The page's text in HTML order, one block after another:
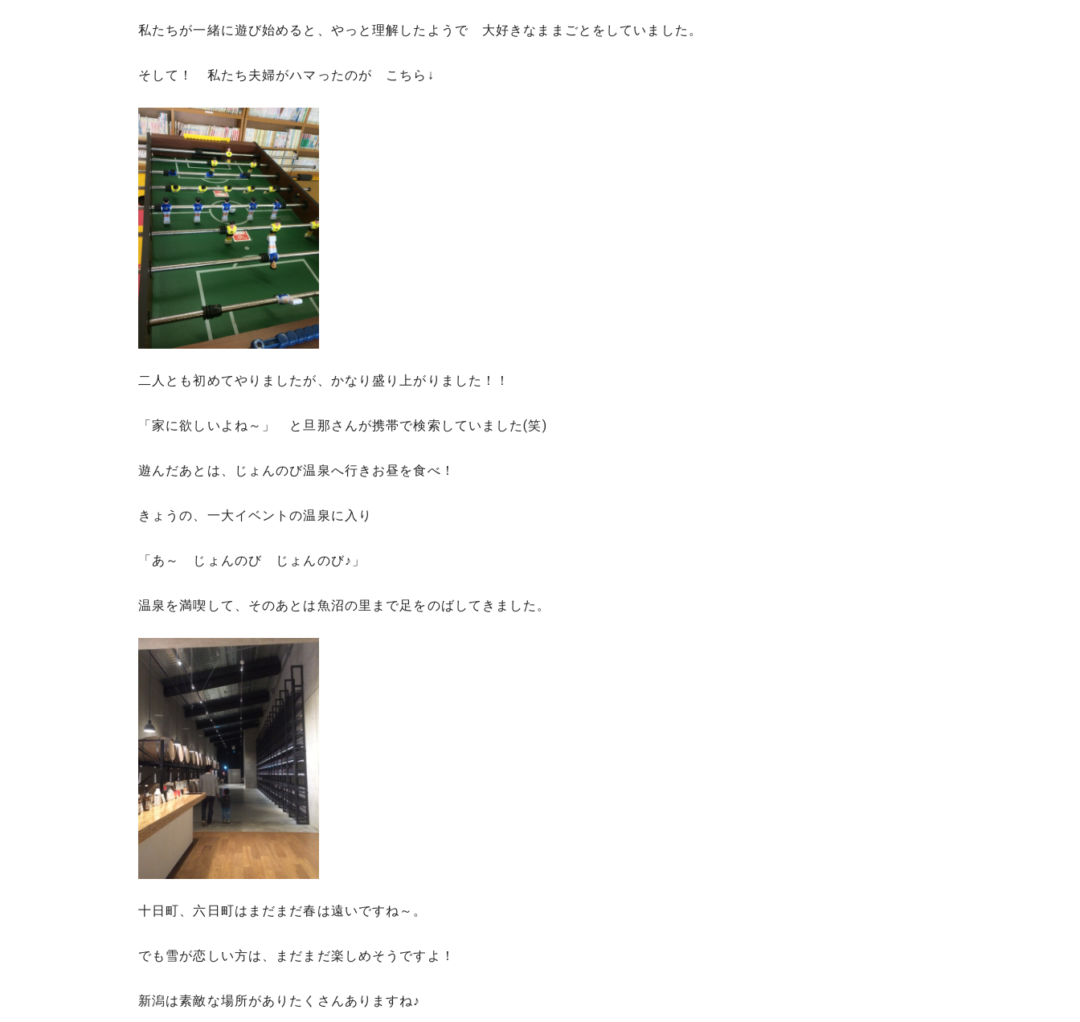
私たちが一緒に遊び始めると、やっと理解したようで 大好きなままごとをしていました。
そして！ 私たち夫婦がハマったのが こちら↓
二人とも初めてやりましたが、かなり盛り上がりました！！
「家に欲しいよね～」 と旦那さんが携帯で検索していました(笑)
遊んだあとは、じょんのび温泉へ行きお昼を食べ！
きょうの、一大イベントの温泉に入り
「あ～ じょんのび じょんのび♪」
温泉を満喫して、そのあとは魚沼の里まで足をのばしてきました。
十日町、六日町はまだまだ春は遠いですね～。
でも雪が恋しい方は、まだまだ楽しめそうですよ！
新潟は素敵な場所がありたくさんありますね♪